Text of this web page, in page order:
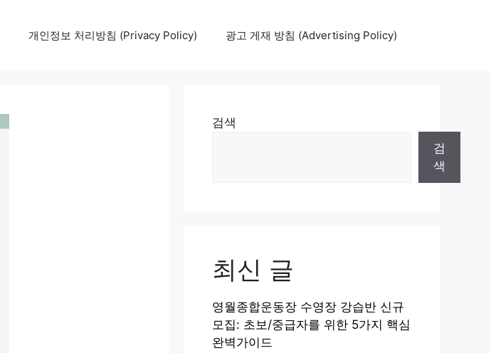
개인정보 처리방침 (Privacy Policy) 광고 게재 방침 (Advertising Policy)
검색
검
색
최신 글
영월종합운동장 수영장 강습반 신규
모집: 초보/중급자를 위한 5가지 핵심
완벽가이드